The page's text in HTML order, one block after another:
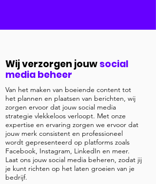
Wij verzorgen jouwsocial
media beheer
Van het maken van boeiende content tot
het plannen en plaatsen van berichten, wij
zorgen ervoor dat jouw social media
strategie vlekkeloos verloopt. Met onze
expertise en ervaring zorgen we ervoor dat
jouw merk consistent en professioneel
wordt gepresenteerd op platforms zoals
Facebook, Instagram, LinkedIn en meer.
Laat ons jouw social media beheren, zodat jij
je kunt richten op het laten groeien van je
bedrijf.